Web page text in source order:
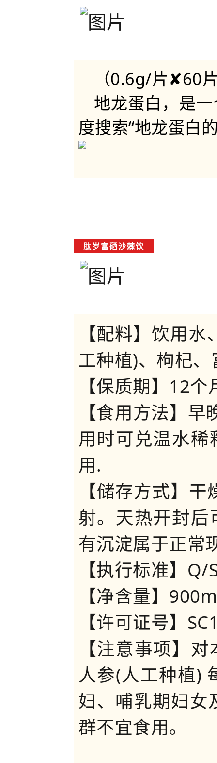
（0.6g/片✘60
地龙蛋白，是
度搜索“地龙蛋白
肽岁富硒沙棘饮
【配料】饮用
工种植)、枸杞
【保质期】12个
【食用方法】
用时可兑温水
用.
【储存方式】
射。天热开封
有沉淀属于正常
【执行标准】
【净含量】
【许可证号】
【注意事项】
人参(人工种植)
妇、哺乳期妇女
群不宜食用。